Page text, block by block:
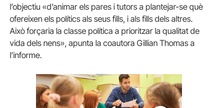
l’objectiu «d’animar els pares i tutors a plantejar-se què
ofereixen els polítics als seus fills, i als fills dels altres.
Això forçaria la classe política a prioritzar la qualitat de
vida dels nens», apunta la coautora Gillian Thomas a
l’informe.